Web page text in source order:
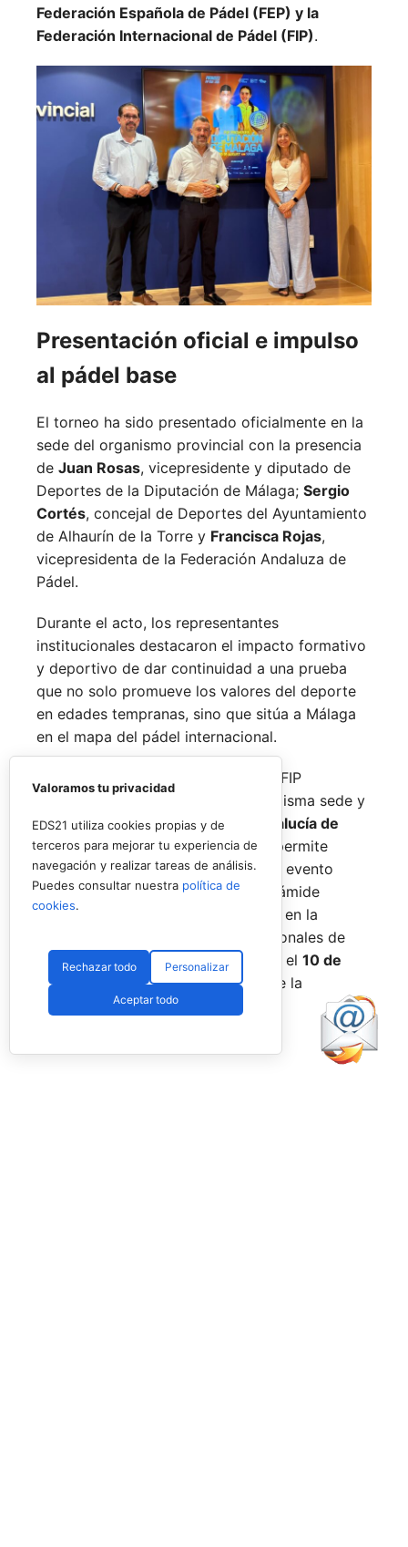
Federación Española de Pádel (FEP) y la
Federación Internacional de Pádel (FIP).
Presentación oficial e impulso
al pádel base
El torneo ha sido presentado oficialmente en la
sede del organismo provincial con la presencia
de Juan Rosas, vicepresidente y diputado de
Deportes de la Diputación de Málaga; Sergio
Cortés, concejal de Deportes del Ayuntamiento
de Alhaurín de la Torre y Francisca Rojas,
vicepresidenta de la Federación Andaluza de
Pádel.
Durante el acto, los representantes
institucionales destacaron el impacto formativo
y deportivo de dar continuidad a una prueba
que no solo promueve los valores del deporte
en edades tempranas, sino que sitúa a Málaga
en el mapa del pádel internacional.
De forma paralela al desarrollo del FIP
Promises, la FAP organizará en la misma sede y
fechas losInternacionales de Andalucía de
Menores 2026. Esta cita paralela permite
incorporar la categoríabenjamín
al evento
global, completando así toda la pirámide
formativa.
El plazo para registrarse en la
categoría benjamín de los Internacionales de
Andalucía permanece abierto hasta el 10 de
agosto
a través de la web oficial de la
Federación.
Valoramos tu privacidad
EDS21 utiliza cookies propias y de
terceros para mejorar tu experiencia de
navegación y realizar tareas de análisis.
Puedes consultar nuestra política de
cookies.
Rechazar todo Personalizar
Aceptar todo